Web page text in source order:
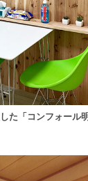
た「コンフォール